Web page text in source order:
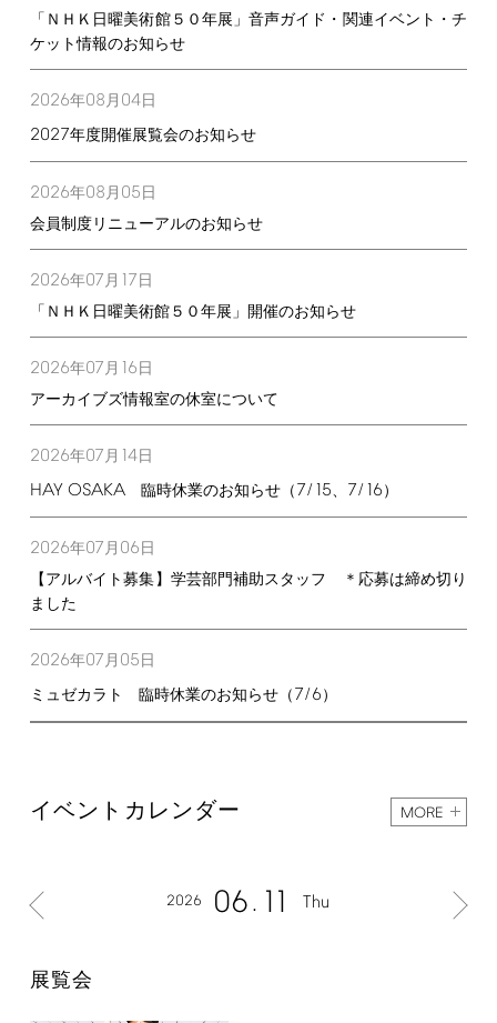
「ＮＨＫ日曜美術館５０年展」音声ガイド・関連イベント・チ
ケット情報のお知らせ
2026年08月 04日
2027年度開催展覧会のお知らせ
2026年08月 05日
会員制度リニューアルのお知らせ
2026年07月 17日
「ＮＨＫ日曜美術館５０年展」開催のお知らせ
2026年07月 16日
アーカイブズ情報室の休室について
2026年07月 14日
HAY OSAKA臨時休業のお知らせ（7/15、 7/16）
2026年07月 06日
【アルバイト募集】学芸部門補助スタッフ ＊応募は締め切り
ました
2026年07月 05日
ミュゼカラト 臨時休業のお知らせ（7/6）
イベントカレンダー MORE
2026 06 11 Thu
展覧会